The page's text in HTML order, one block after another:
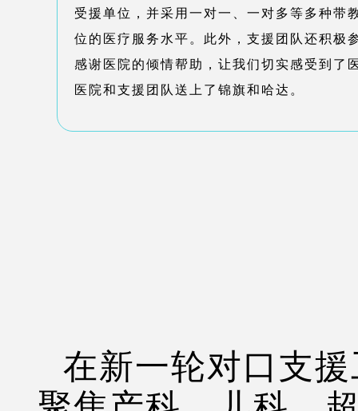
受援单位，并采用一对一、一对多等多种带
位的医疗服务水平。此外，支援团队还积极
感谢医院的倾情帮助，让我们切实感受到了
医院和支援团队送上了锦旗和哈达。
在新一轮对口支